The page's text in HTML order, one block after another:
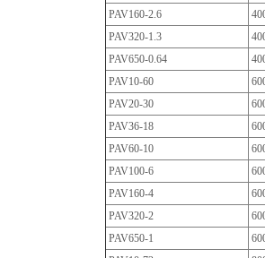
PAV160-2.6
PAV320-1.3
PAV650-0.64
PAV10-60
PAV20-30
PAV36-18
PAV60-10
PAV100-6
PAV160-4
PAV320-2
PAV650-1